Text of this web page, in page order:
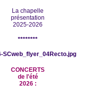
La chapelle
présentation
2025-2026
********
CONCERTS
de l'été
2026 :